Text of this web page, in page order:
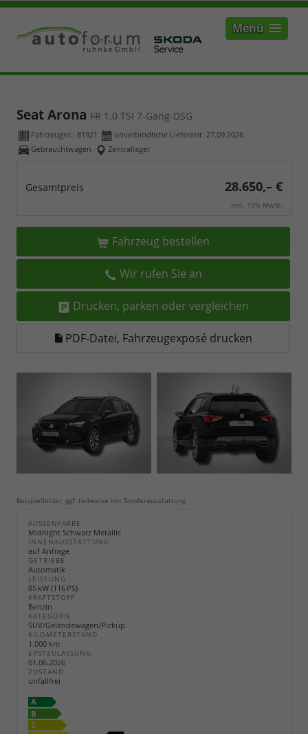
Menü
Seat Arona FR 1.0 TSI 7-Gang-DSG
Fahrzeugnr.: 81921 unverbindliche Lieferzeit: 27.09.2026
Gebrauchtwagen
Zentrallager
Gesamtpreis 28.650,– €
incl. 19% MwSt.
Fahrzeug bestellen
Wir rufen Sie an
Drucken, parken oder vergleichen
PDF-Datei, Fahrzeugexposé drucken
Beispielbilder, ggf. teilweise mit Sonderausstattung
AUSSENFARBE
Midnight Schwarz Metallic
INNENAUSSTATTUNG
auf Anfrage
GETRIEBE
Automatik
LEISTUNG
85 kW (116 PS)
KRAFTSTOFF
Benzin
KATEGORIE
SUV/Geländewagen/Pickup
KILOMETERSTAND
1.000 km
ERSTZULASSUNG
01.06.2026
ZUSTAND
unfallfrei